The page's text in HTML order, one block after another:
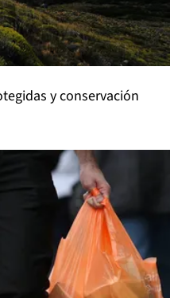
y conservación